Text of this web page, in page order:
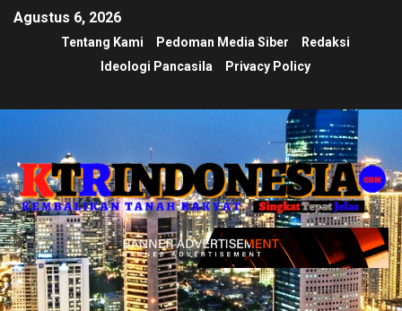
Agustus 6, 2026
Tentang Kami Pedoman Media Siber
Redaksi
Ideologi Pancasila
Privacy Policy